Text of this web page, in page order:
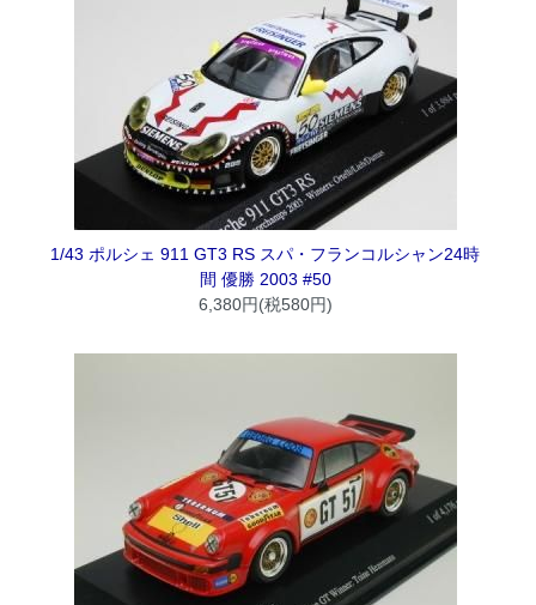
1/43 ポルシェ 911 GT3 RS スパ・フランコルシャン24時
間 優勝 2003 #50
6,380円(税580円)